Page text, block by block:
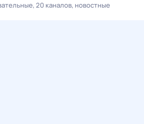
20 каналов новостные